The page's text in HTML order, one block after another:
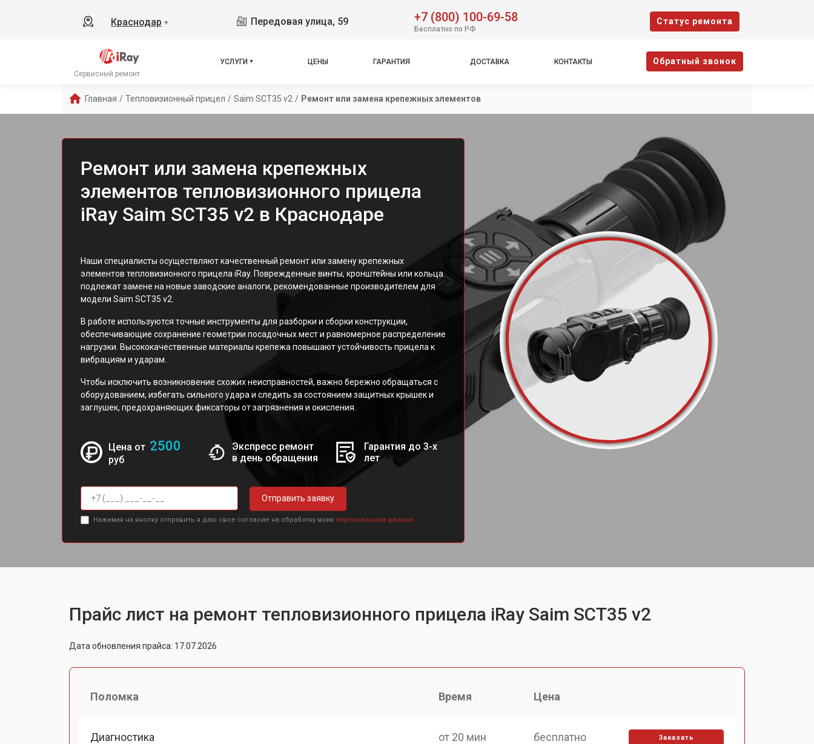
Краснодар ▼ Передовая улица, 59 +7 (800) 100-69-58
Бесплатно по РФ
Cтатус ремонта
Сервисный ремонт
УСЛУГИ ЦЕНЫ ГАРАНТИЯ ДОСТАВКА КОНТАКТЫ Oбратный звонок
Главная / Тепловизионный прицел / Saim SCT35 v2 / Ремонт или замена крепежных элементов
Ремонт или замена крепежных
элементов тепловизионного прицела
iRay Saim SCT35 v2 в Краснодаре
Наши специалисты осуществляют качественный ремонт или замену крепежных
элементов тепловизионного прицела iRay. Поврежденные винты, кронштейны или кольца
подлежат замене на новые заводские аналоги, рекомендованные производителем для
модели Saim SCT35 v2.
В работе используются точные инструменты для разборки и сборки конструкции,
обеспечивающие сохранение геометрии посадочных мест и равномерное распределение
нагрузки. Высококачественные материалы крепежа повышают устойчивость прицела к
вибрациям и ударам.
Чтобы исключить возникновение схожих неисправностей, важно бережно обращаться с
оборудованием, избегать сильного удара и следить за состоянием защитных крышек и
заглушек, предохраняющих фиксаторы от загрязнения и окисления.
Цена от 2500
руб
Экспресс ремонт
в день обращения
Гарантия до 3-х
лет
Отправить заявку
Нажимая на кнопку отправить я даю свое согласие на обработку моих персональных данных.
Прайс лист на ремонт тепловизионного прицела iRay Saim SCT35 v2
Дата обновления прайса: 17.07.2026
Поломка Время Цена
Диагностика от 20 мин бесплатно Заказать